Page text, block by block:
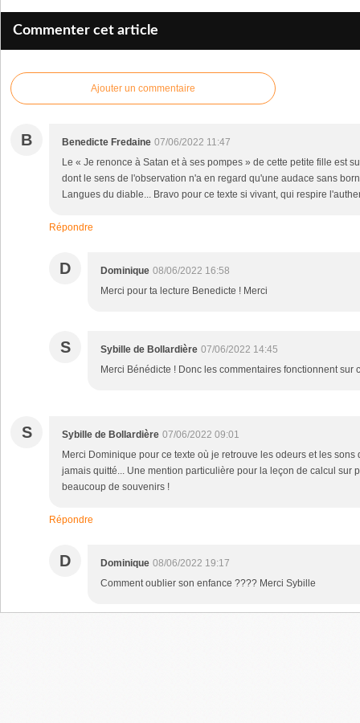
Commenter cet article
Ajouter un commentaire
B Benedicte Fredaine 07/06/2022 11:47
Le « Je renonce à Satan et à ses pompes » de cette petite fille est
dont le sens de l'observation n'a en regard qu'une audace sans
Langues du diable... Bravo pour ce texte si vivant, qui respire
Répondre
D Dominique 08/06/2022 16:58
Merci pour ta lecture Benedicte ! Merci
S Sybille de Bollardière 07/06/2022 14:45
Merci Bénédicte ! Donc les commentaires fonctionnent sur
S Sybille de Bollardière 07/06/2022 09:01
Merci Dominique pour ce texte où je retrouve les odeurs et les sons
jamais quitté... Une mention particulière pour la leçon de calcul sur
beaucoup de souvenirs !
Répondre
D Dominique 08/06/2022 19:17
Comment oublier son enfance ???? Merci Sybille